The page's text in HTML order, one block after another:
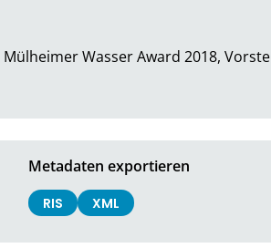
Wasser Award 2018,
Metadaten exportieren
RIS XML